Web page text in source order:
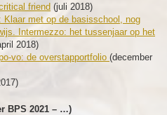
friend (juli 2018)
met op de basisschool, nog
Intermezzo: het tussenjaar op het
2018)
vo: de overstapportfolio (december
BPS 2021 – …)